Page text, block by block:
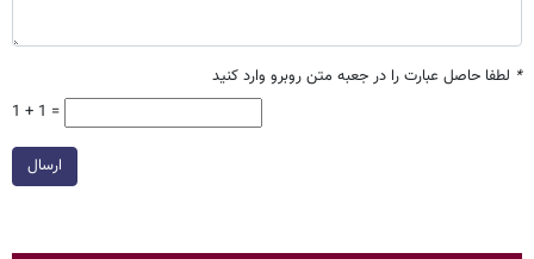
* لطفا حاصل عبارت را در جعبه متن روبرو وارد کنید
1 + 1 =
ارسال